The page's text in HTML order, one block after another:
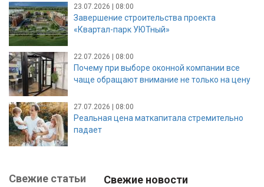
23.07.2026 | 08:00
Завершение строительства проекта
«Квартал-парк УЮТный»
22.07.2026 | 08:00
Почему при выборе оконной компании все
чаще обращают внимание не только на цену
27.07.2026 | 08:00
Реальная цена маткапитала стремительно
падает
Свежие статьи Свежие новости